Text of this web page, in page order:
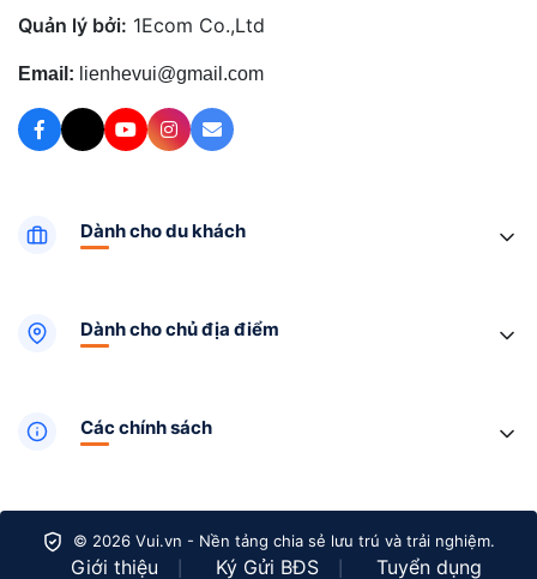
Quản lý bởi: 1Ecom Co.,Ltd
Email: lienhevui@gmail.com
Dành cho du khách
Dành cho chủ địa điểm
Các chính sách
© 2026 Vui.vn - Nền tảng chia sẻ lưu trú và trải nghiệm.
Giới thiệu Ký Gửi BĐS Tuyển dụng